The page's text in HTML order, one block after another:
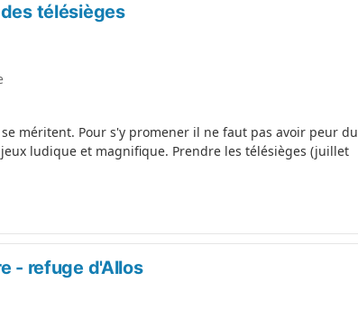
télésièges
méritent. Pour s'y promener il ne faut pas avoir peur du
ludique et magnifique. Prendre les télésièges (juillet
- refuge d'Allos